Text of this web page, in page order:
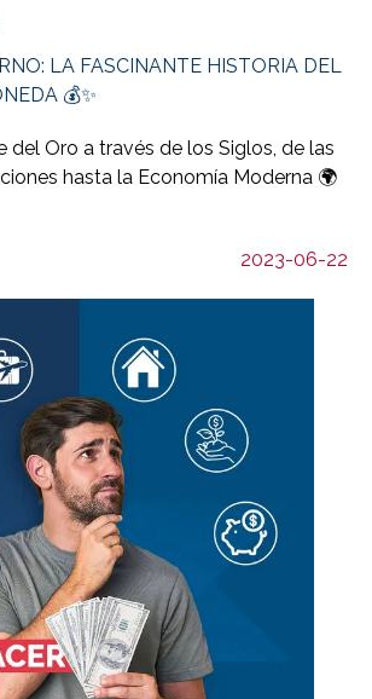
LA FASCINANTE HISTORIA DEL
💰✨
del Oro a través de los Siglos, de las
hasta la Economía Moderna 🌍
2023-06-22